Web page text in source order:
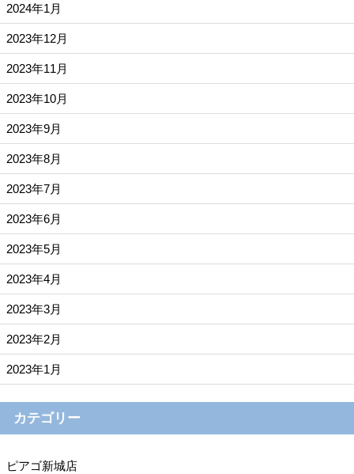
2024年1月
2023年12月
2023年11月
2023年10月
2023年9月
2023年8月
2023年7月
2023年6月
2023年5月
2023年4月
2023年3月
2023年2月
2023年1月
カテゴリー
ピアゴ新城店